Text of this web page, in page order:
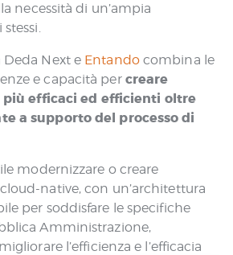
necessità di un’ampia
Next e Entandocombina le
e capacità per creare
efficaci ed efficienti oltre
a supporto del processo di
modernizzare o creare
native, con un’architettura
per soddisfare le specifiche
Amministrazione,
l’efficienza e l’efficacia